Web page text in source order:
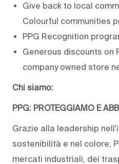
Give back to local
Colourful communities
PPG Recognition
Generous discounts on
company owned store
Chi siamo:
PPG: PROTEGGIAMO E
Grazie alla leadership
sostenibilità e nel colore,
mercati industriali, dei